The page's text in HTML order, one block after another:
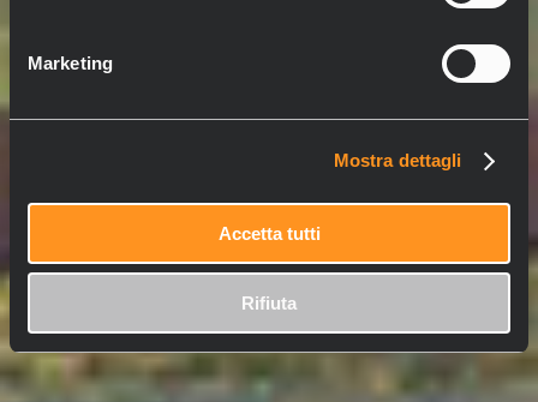
Marketing
Mostra dettagli
Accetta tutti
Rifiuta